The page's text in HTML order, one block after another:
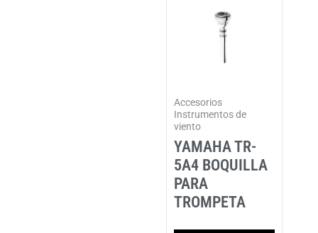
Accesorios
Instrumentos de
viento
YAMAHA TR-
5A4 BOQUILLA
PARA
TROMPETA